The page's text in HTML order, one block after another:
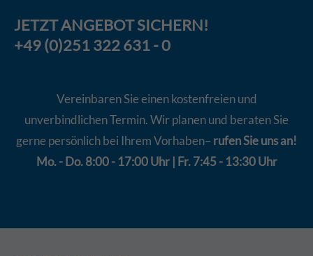
JETZTANGEBOTSICHERN!
+49 (0)251 322 631 - 0
Vereinbaren Sie einen kostenfreien und
unverbindlichen Termin. Wir planen und beraten Sie
gerne persönlich bei Ihrem Vorhaben– rufen Sie uns an!
Mo. - Do. 8:00 - 17:00 Uhr | Fr. 7:45 - 13:30 Uhr